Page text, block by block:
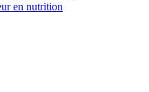
en nutrition